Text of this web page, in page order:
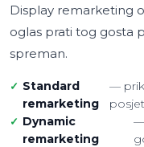
Display remarketing
oglas prati tog gosta
spreman.
Standard
remarketing
—
Dynamic
remarketing
—